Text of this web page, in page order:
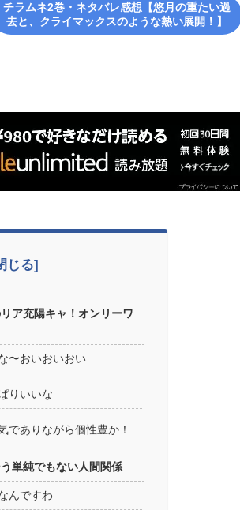
チラムネ2巻・ネタバレ感想【悠月の重たい過
去と、クライマックスのような熱い展開！】
ア充陽キャ！オンリーワ
〜おいおいおい
りいいな
でありながら個性豊か！
単純でもない人間関係
んですわ